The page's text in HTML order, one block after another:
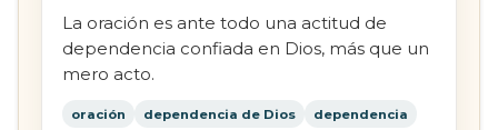
La oración es ante todo una actitud de
dependencia confiada en Dios, más que un
mero acto.
oración dependencia de Dios dependencia